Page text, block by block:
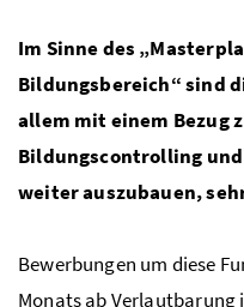
Im Sinne des
Bildungsbereich“ sind
allem mit einem Bezug
Bildungscontrolling
weiter auszubauen,
Bewerbungen um diese
Monats ab Verlautbarung